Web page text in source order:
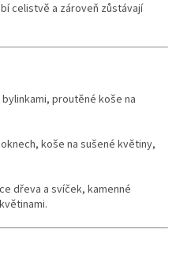
celistvě a zároveň zůstávají
proutěné koše na
koše na sušené květiny,
dřeva a svíček, kamenné